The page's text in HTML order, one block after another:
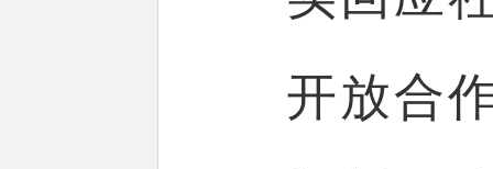
开放合